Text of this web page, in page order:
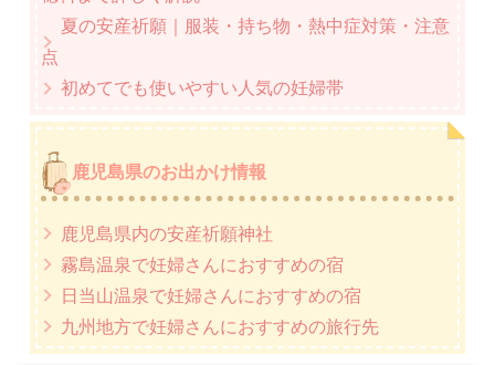
夏の安産祈願｜服装・持ち物・熱中症対策・注意
点
初めてでも使いやすい人気の妊婦帯
鹿児島県のお出かけ情報
鹿児島県内の安産祈願神社
霧島温泉で妊婦さんにおすすめの宿
日当山温泉で妊婦さんにおすすめの宿
九州地方で妊婦さんにおすすめの旅行先